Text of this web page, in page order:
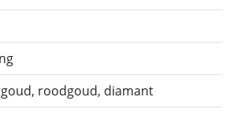
roodgoud, diamant